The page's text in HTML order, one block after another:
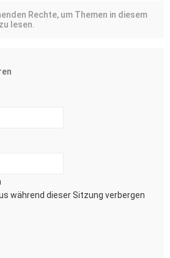
Rechte, um Themen in diesem
lesen.
während dieser Sitzung verbergen